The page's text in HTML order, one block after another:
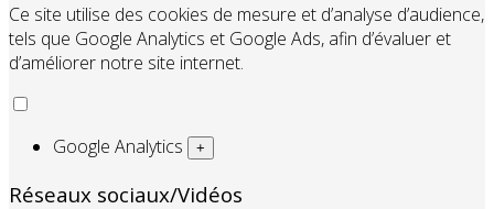
Ce site utilise des cookies de mesure et d’analyse d’audience,
tels que Google Analytics et Google Ads, afin d’évaluer et
d’améliorer notre site internet.
Google Analytics +
Réseaux sociaux/Vidéos